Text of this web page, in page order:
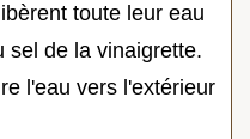
toute leur eau
sel de la vinaigrette.
l'eau vers l'extérieur